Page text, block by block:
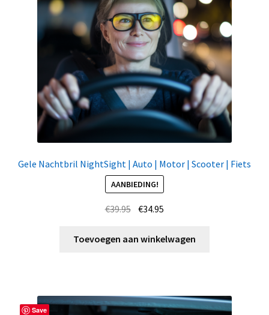
Gele Nachtbril NightSight | Auto | Motor | Scooter | Fiets
AANBIEDING!
€39.95 Oorspronkelijke
was:
€34.95
is:
Toevoegen aan winkelwagen
Save